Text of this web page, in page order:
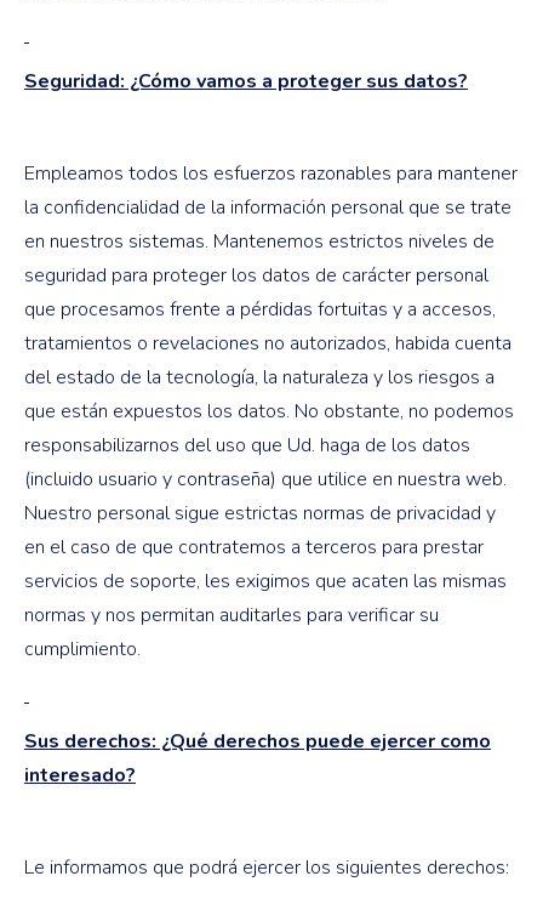
Seguridad: ¿Cómo vamos a proteger sus datos?
Empleamos todos los esfuerzos razonables para mantener
la confidencialidad de la información personal que se trate
en nuestros sistemas. Mantenemos estrictos niveles de
seguridad para proteger los datos de carácter personal
que procesamos frente a pérdidas fortuitas y a accesos,
tratamientos o revelaciones no autorizados, habida cuenta
del estado de la tecnología, la naturaleza y los riesgos a
que están expuestos los datos. No obstante, no podemos
responsabilizarnos del uso que Ud. haga de los datos
(incluido usuario y contraseña) que utilice en nuestra web.
Nuestro personal sigue estrictas normas de privacidad y
en el caso de que contratemos a terceros para prestar
servicios de soporte, les exigimos que acaten las mismas
normas y nos permitan auditarles para verificar su
cumplimiento.
Sus derechos: ¿Qué derechos puede ejercer como
interesado?
Le informamos que podrá ejercer los siguientes derechos: